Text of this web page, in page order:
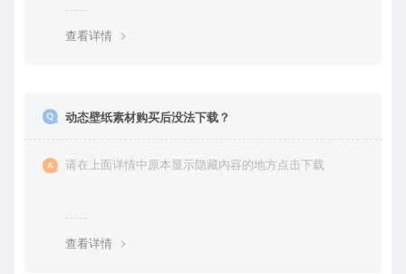
查看详情
动态壁纸素材购买后没法下载？
请在上面详情中原本显示隐藏内容的地方点击下载
查看详情